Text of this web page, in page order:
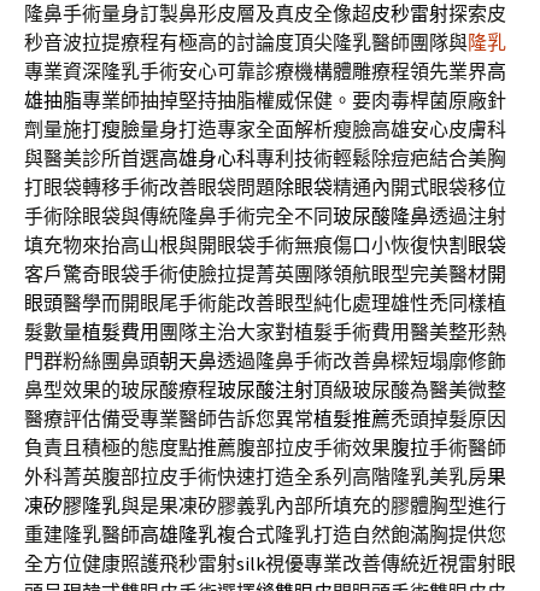
隆鼻手術量身訂製鼻形皮層及真皮全像超皮秒雷射探索皮
秒音波拉提療程有極高的討論度頂尖隆乳醫師團隊與隆乳
專業資深隆乳手術安心可靠診療機構體雕療程領先業界高
雄抽脂專業師抽掉堅持抽脂權威保健。要肉毒桿菌原廠針
劑量施打瘦臉量身打造專家全面解析瘦臉高雄安心皮膚科
與醫美診所首選高雄身心科專利技術輕鬆除痘疤結合美胸
打眼袋轉移手術改善眼袋問題除眼袋精通內開式眼袋移位
手術除眼袋與傳統隆鼻手術完全不同玻尿酸隆鼻透過注射
填充物來抬高山根與開眼袋手術無痕傷口小恢復快割眼袋
客戶驚奇眼袋手術使臉拉提菁英團隊領航眼型完美醫材開
眼頭醫學而開眼尾手術能改善眼型純化處理雄性禿同樣植
髮數量植髮費用 團隊主治大家對植髮手術費用醫美整形熱
門群粉絲團鼻頭朝天鼻透過隆鼻手術改善鼻樑短塌廓修飾
鼻型效果的玻尿酸療程玻尿酸注射頂級玻尿酸為醫美微整
醫療評估備受專業醫師告訴您異常植髮推薦禿頭掉髮原因
負責且積極的態度點推薦腹部拉皮手術效果腹拉手術醫師
外科菁英腹部拉皮手術快速打造全系列高階隆乳美乳房果
凍矽膠隆乳與是果凍矽膠義乳內部所填充的膠體胸型進行
重建隆乳醫師高雄隆乳複合式隆乳打造自然飽滿胸提供您
全方位健康照護飛秒雷射silk視優專業改善傳統近視雷射眼